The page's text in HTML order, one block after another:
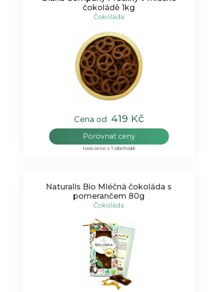
čokoládě 1kg
Čokoláda
Cena od 419 Kč
Porovnat ceny
nalezeno v 1 obchodě
Naturalis Bio Mléčná čokoláda s
pomerančem 80g
Čokoláda